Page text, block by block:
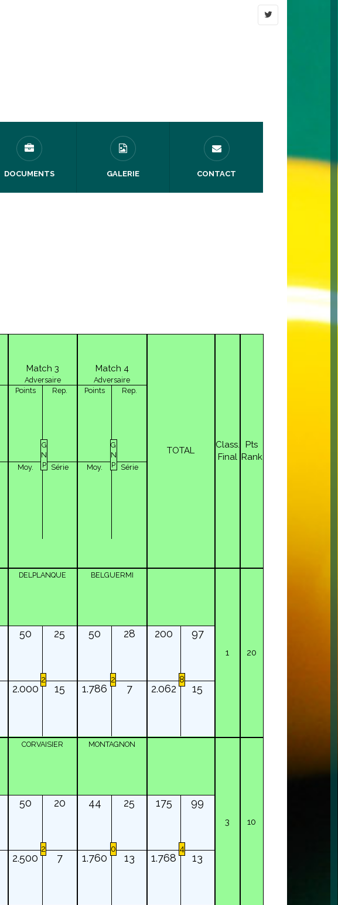
DOCUMENTS GALERIE CONTACT
Match 3
Adversaire
Points
Rep.
Moy. Série
G
N
P
Match 4
Adversaire
Points
Rep.
Moy. Série
G
N
P
TOTAL
Class.
Final
Pts
Rank
DELPLANQUE
50 25
2.000 15
2
BELGUERMI
50 28
1.786 7
2
200 97
2.062 15
8
1 20
CORVAISIER
50 20
2.500 7
2
MONTAGNON
44 25
1.760 13
0
175 99
1.768 13
4
3 10